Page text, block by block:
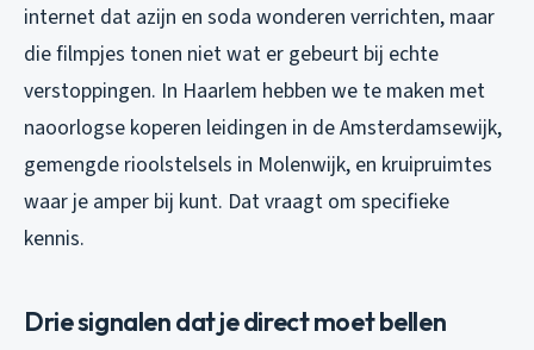
internet dat azijn en soda wonderen verrichten, maar
die filmpjes tonen niet wat er gebeurt bij echte
verstoppingen. In Haarlem hebben we te maken met
naoorlogse koperen leidingen in de Amsterdamsewijk,
gemengde rioolstelsels in Molenwijk, en kruipruimtes
waar je amper bij kunt. Dat vraagt om specifieke
kennis.
Drie signalen dat je direct moet bellen